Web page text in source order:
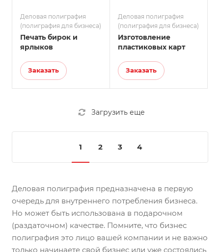
Деловая полиграфия
(полиграфия для бизнеса)
Печать бирок и
ярлыков
Заказать
Деловая полиграфия
(полиграфия для бизнеса)
Изготовление
пластиковых карт
Заказать
Загрузить еще
1 2 3 4
Деловая полиграфия предназначена в первую
очередь для внутреннего потребления бизнеса.
Но может быть использована в подарочном
(раздаточном) качестве. Помните, что бизнес
полиграфия это лицо вашей компании и не важно
только начинаете свой бизнес или уже состоялись